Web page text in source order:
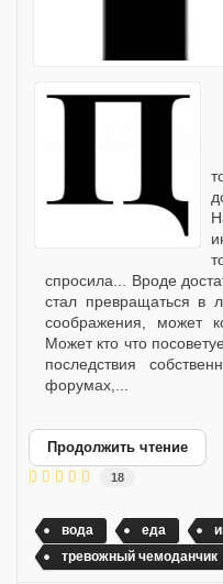
спросила... Вроде
стал превращаться в
соображения, может
Может кто что
последствия
форумах,...
Продолжить чтение
18
вода еда
тревожный чемоданчик